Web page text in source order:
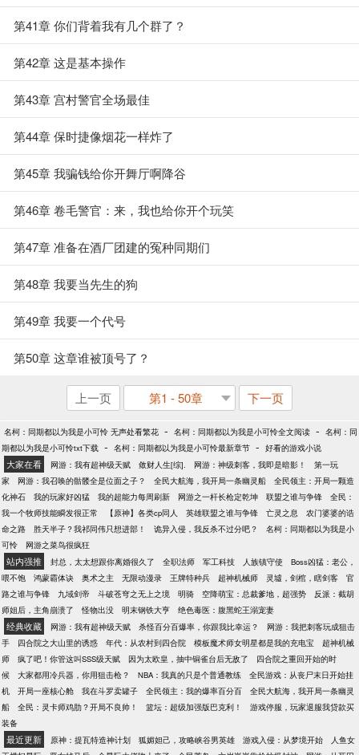
第41章 你们背着我有几个群了？
第42章 这是基本操作
第43章 宫村警官全场最佳
第44章 保时捷像烟花一样炸了
第45章 我骗钱给你开舞厅啊降谷
第46章 卷毛警官：来，我也给你开个玩笑
第47章 准备在酒厂团建的冤种同期们
第48章 我要当先生的狗
第49章 我要一个代号
第50章 这章谁被顶号了？
上一页 第1 - 50章 下一页
名柯：同期都以为我是小可怜 无声处看繁花 - 名柯：同期都以为我是小可怜全文阅读 - 名柯：同
期都以为我是小可怜txt下载 - 名柯：同期都以为我是小可怜最新章节 - 好看的游戏小说
大家在看 网游：我有超神级天赋 敛财人生[综]. 网游：神级刺客，我即是暗影！
第一玩
家
网游：我召唤的骷髅全是位面之子？ 全民大航海，我开局一条幽灵船
全民领主：开局一颗造
化神石
我的玩家好凶猛 我的超能力每周刷新 网游之一杆长枪定乾坤 联盟之谁与争锋
全民：
我一个牧师技能瞬发很正常
【原神】各类cp同人 英雄联盟之谁与争锋 亡灵之息
农门婆婆的诰
命之路
胜天半子？我祁同伟只想进部！ 诡异入侵，我反杀不过分吧？
名柯：同期都以为我是小
可怜
网游之菜鸟很疯狂
站内强推 封总，太太想跟你离婚很久了 全职法师 军工科技 人族镇守使
Boss凶猛：老公，
喂不饱
鸿蒙霸体诀 奥术之主 无限动漫录 王牌特种兵 超神机械师 灵墟，剑棺，瞎剑客
官
路之谁与争锋
九域剑帝 斗破苍穹之无上之境 明骑 空降萌宝：总裁爹地，超强势
反派：截胡
师姐后，主角崩溃了
怪物出没 明末钢铁大亨 绝色毒医：腹黑蛇王溺宠妻
经典收藏 网游：我有超神级天赋 杀怪百分百爆率，你跟我比幸运？
网游：我把刺客玩成狙击
手
四合院之大山里的诱惑 年代：从农村到四合院 模板魔术师女明星都是我的充电宝
超神机械
师
疯了吧！你管这叫SSS级天赋 因为太欧皇，抽中铜雀台后无敌了
四合院之重回开始的时
候
大家都用冷兵器，你用狙击枪？ NBA：我真的只是个普通教练
全民游戏：从丧尸末日开始挂
机
开局一座核心舱 我在斗罗卖罐子 全民领主：我的爆率百分百
全民大航海，我开局一条幽灵
船
全民：灵卡师鸡肋？开局不良帅！ 篮坛：超级加强版巴克利！
游戏停服，玩家退服我贷款买
装备
最近更新 原神：提瓦特造神计划 狐媚妲己，攻略峡谷男英雄 游戏入侵：从梦境开始
人鱼女